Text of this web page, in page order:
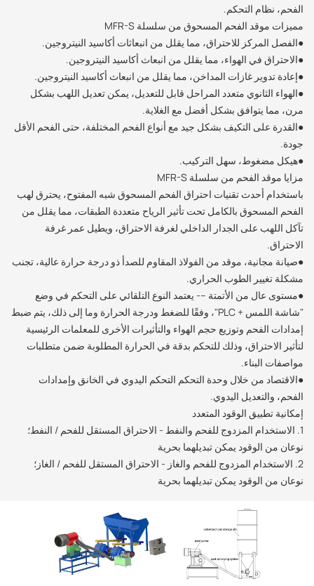
الفحم، نظام التحكم.
مميزات موقد الفحم المسحوق من سلسلة MFR-S
●الفصل المركز للاحتراق، مما يقلل من انبعاثات أكاسيد النيتروجين.
●الاحتراق في الهواء، مما يقلل من انبعاث أكاسيد النيتروجين.
●إعادة تدوير غازات المداخن، مما يقلل من انبعاث أكاسيد النيتروجين.
●الهواء الثانوي متعدد المراحل قابل للتعديل، يمكن تعديل اللهب بشكل
مرن، مما يتوافق بشكل أفضل مع الغلاية.
●القدرة على التكيف بشكل جيد مع أنواع الفحم المختلفة، حتى الفحم الأقل
جودة.
●هيكل مضغوط، سهل التركيب.
مزايا موقد الفحم من سلسلة MFR-S
باستخدام أحدث تقنيات احتراق الفحم المسحوق شبه المفتوح، يحترق لهب
الفحم المسحوق بالكامل تحت تأثير الرياح متعددة الطبقات، مما يقلل من
تآكل اللهب على الجدار الداخلي لغرفة الاحتراق، ويطيل عمر غرفة
الاحتراق.
●صيانة مجانية، موقد من الفولاذ المقاوم للصدأ ذو درجة حرارة عالية، تجنب
مشكلة تغيير الطوب الحراري.
●مستوى عال من الأتمتة --- يعتمد النوع التلقائي على التحكم في وضع
"شاشة اللمس + PLC"، وفقًا للضغط ودرجة الحرارة وما إلى ذلك، يتم ضبط
إمدادات الفحم وتوزيع حجم الهواء والتأثيرات الأخرى للمعلمات الرئيسية
لتأثير الاحتراق، وذلك للتحكم بدقة في الحرارة المطلوبة ضمن متطلبات
مواصفات البناء.
●الاقتصاد من خلال وحدة التحكم التحكم اليدوي في الخانق وإمدادات
الفحم، والتعديل اليدوي.
إمكانية تطبيق الوقود المتعدد
1. الاستخدام المزدوج للفحم والنفط - الاحتراق المستقل للفحم / النفط؛
نوعان من الوقود يمكن تبديلهما بحرية
2. الاستخدام المزدوج للفحم والغاز - الاحتراق المستقل للفحم / الغاز؛
نوعان من الوقود يمكن تبديلهما بحرية